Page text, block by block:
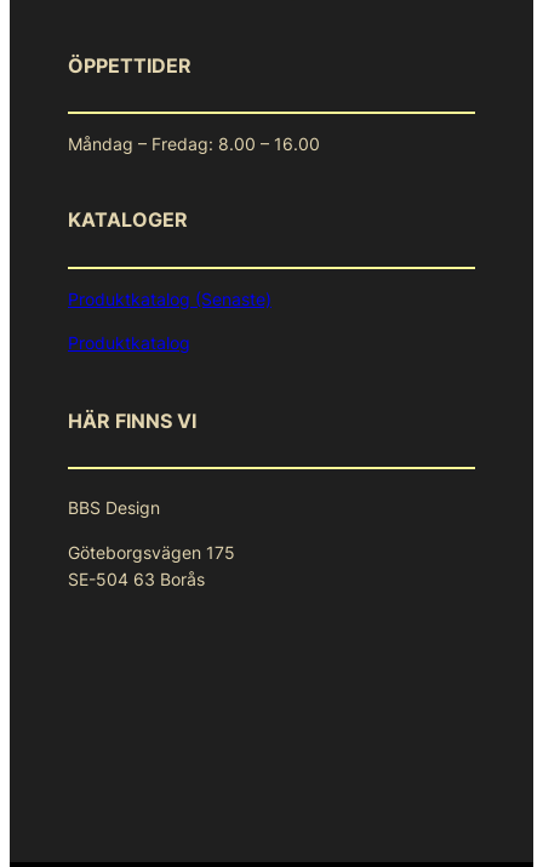
ÖPPETTIDER
Måndag – Fredag: 8.00 – 16.00
KATALOGER
Produktkatalog (Senaste)
Produktkatalog
HÄR FINNS VI
BBS Design
Göteborgsvägen 175
SE-504 63 Borås